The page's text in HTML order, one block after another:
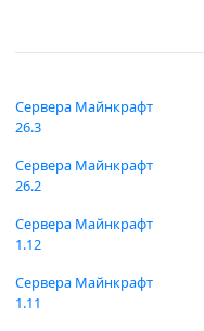
Сервера Майнкрафт
26.3
Сервера Майнкрафт
26.2
Сервера Майнкрафт
1.12
Сервера Майнкрафт
1.11